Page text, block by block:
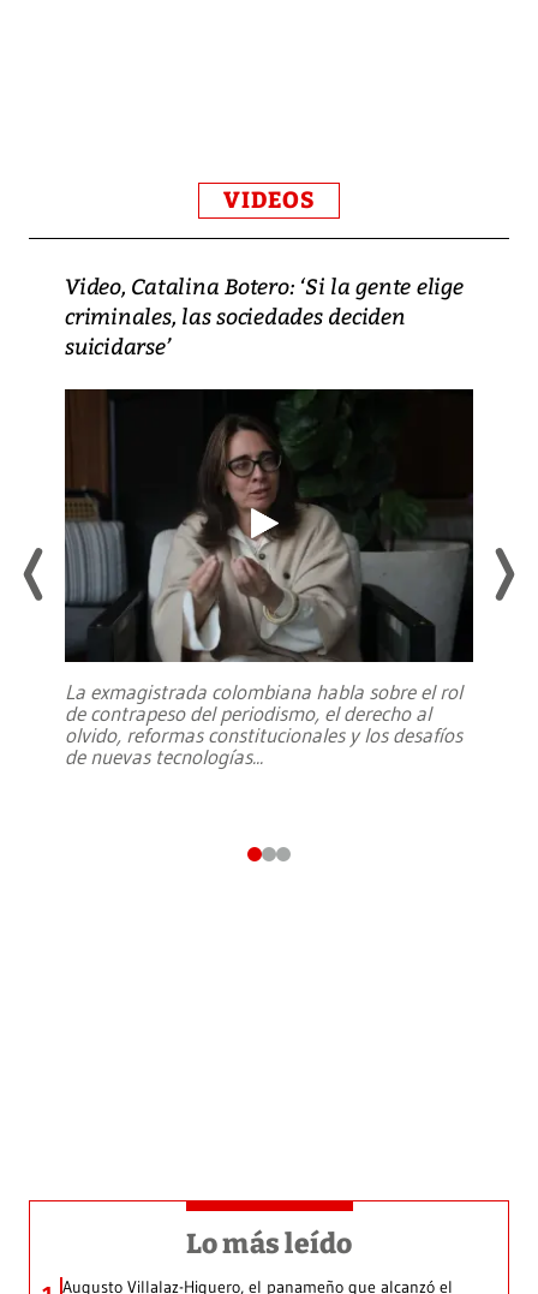
VIDEOS
Video, Catalina Botero: ‘Si la gente elige
criminales, las sociedades deciden
suicidarse’
La exmagistrada colombiana habla sobre el rol
de contrapeso del periodismo, el derecho al
olvido, reformas constitucionales y los desafíos
de nuevas tecnologías...
Lo más leído
Augusto Villalaz-Higuero, el panameño que alcanzó el